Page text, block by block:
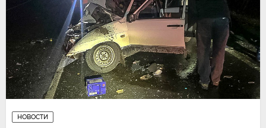
НОВОСТИ